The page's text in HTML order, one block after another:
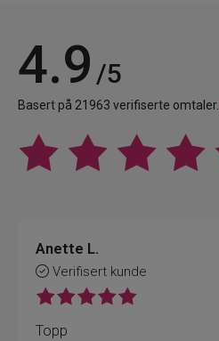
4.9 /5
Basert på 21963 verifiserte omtaler.
Anette L.
Verifisert kunde
Topp